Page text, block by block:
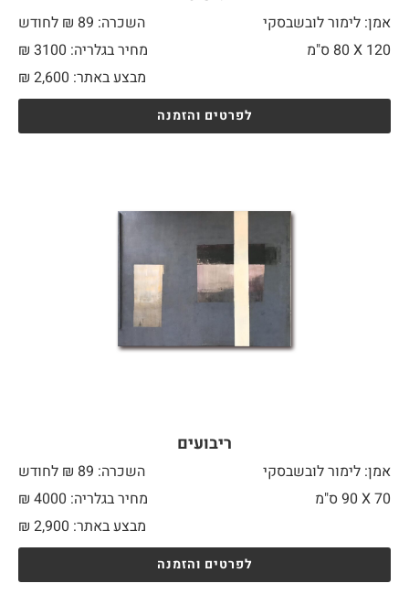
אמן: לימור לובשבסקי
השכרה: 89 ₪ לחודש
120 X
מחיר בגלריה: 3100 ₪
מבצע באתר:
₪ 2,600
לפרטים והזמנה
ריבועים
אמן: לימור לובשבסקי
השכרה: 89 ₪ לחודש
70 X
מחיר בגלריה: 4000 ₪
מבצע באתר:
₪ 2,900
לפרטים והזמנה